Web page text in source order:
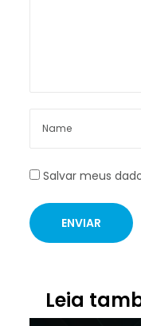
Salvar meus
Leia